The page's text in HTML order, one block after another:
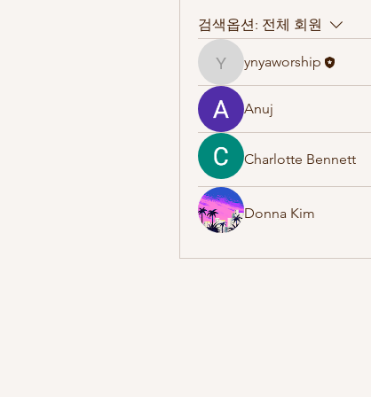
검색옵션: 전체 회원
ynyaworship
ynyaworship
Anuj
Charlotte Bennett
Donna Kim